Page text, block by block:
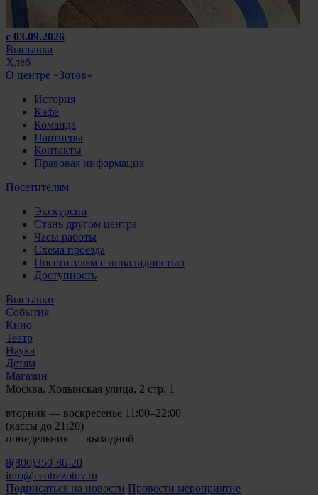
с 03.09.2026
Выставка
Хлеб
О центре «Зотов»
История
Кафе
Команда
Партнеры
Контакты
Правовая информация
Посетителям
Экскурсии
Стань другом центра
Часы работы
Схема проезда
Посетителям с инвалидностью
Доступность
Выставки
События
Кино
Театр
Наука
Детям
Магазин
Москва, Ходынская улица, 2 стр. 1
вторник — воскресенье 11:00–22:00
(кассы до 21:20)
понедельник — выходной
8(800)350-86-20
info@centrezotov.ru
Подписаться на новости Провести мероприятие